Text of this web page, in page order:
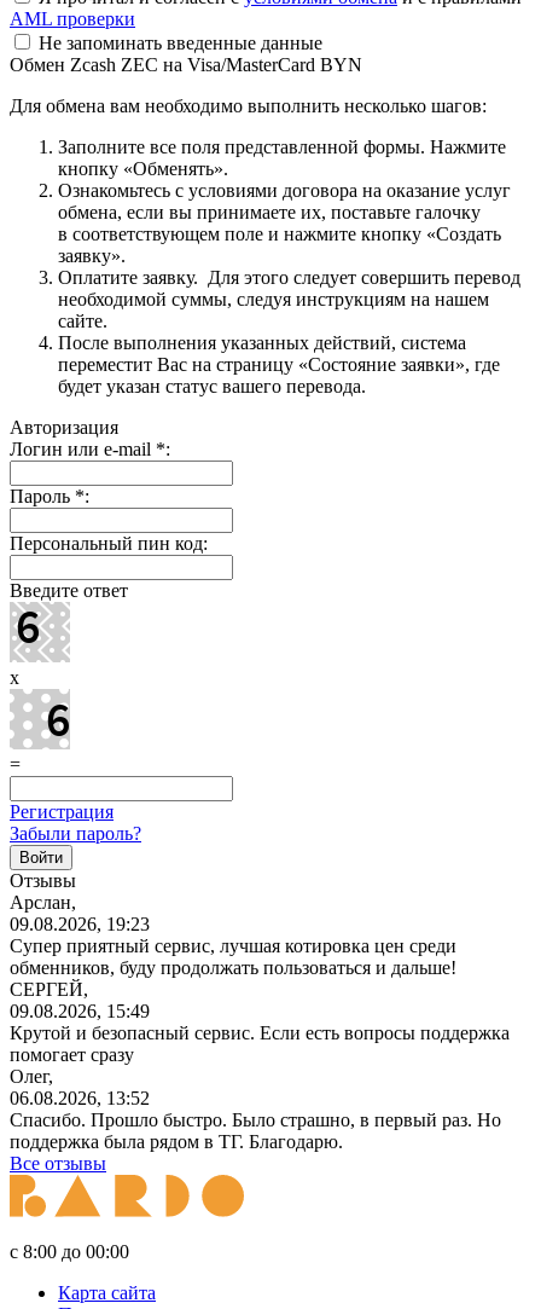
AML проверки
Не запоминать введенные данные
Обмен Zcash ZEC на Visa/MasterCard BYN
Для обмена вам необходимо выполнить несколько шагов:
Заполните все поля представленной формы. Нажмите
кнопку «Обменять».
Ознакомьтесь с условиями договора на оказание услуг
обмена, если вы принимаете их, поставьте галочку
в соответствующем поле и нажмите кнопку «Создать
заявку».
Оплатите заявку. Для этого следует совершить перевод
необходимой суммы, следуя инструкциям на нашем
сайте.
После выполнения указанных действий, система
переместит Вас на страницу «Состояние заявки», где
будет указан статус вашего перевода.
Авторизация
Логин или e-mail *:
Пароль *:
Персональный пин код:
Введите ответ
x
=
Регистрация
Забыли пароль?
Отзывы
Арслан,
09.08.2026, 19:23
Супер приятный сервис, лучшая котировка цен среди
обменников, буду продолжать пользоваться и дальше!
СЕРГЕЙ,
09.08.2026, 15:49
Крутой и безопасный сервис. Если есть вопросы поддержка
помогает сразу
Олег,
06.08.2026, 13:52
Спасибо. Прошло быстро. Было страшно, в первый раз. Но
поддержка была рядом в ТГ. Благодарю.
Все отзывы
с 8:00 до 00:00
Карта сайта